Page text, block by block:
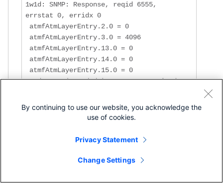
1w1d: SNMP: Response, reqid 6555,
errstat 0, erridx 0
1w1d: ILMI(ATM0/0/0):Response received
1w1d: ILMI(ATM0/0/0): Peer Max Vpcs is 0
By continuing to use our website, you acknowledge the
use of cookies.
Privacy Statement
Change Settings